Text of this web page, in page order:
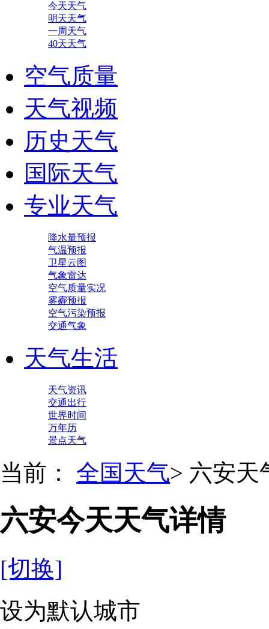
今天天气
明天天气
一周天气
40天天气
空气质量
天气视频
历史天气
国际天气
专业天气
降水量预报
气温预报
卫星云图
气象雷达
空气质量实况
雾霾预报
空气污染预报
交通气象
天气生活
天气资讯
交通出行
世界时间
万年历
景点天气
当前： 全国天气> 六安天
六安今天天气详情
[切换]
设为默认城市